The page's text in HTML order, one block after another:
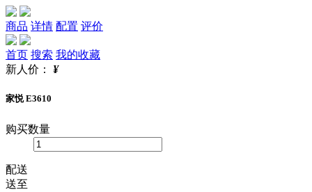
商品 详情 配置 评价
首页 搜索 我的收藏
新人价：
¥
家悦 E3610
购买数量
配送
送至